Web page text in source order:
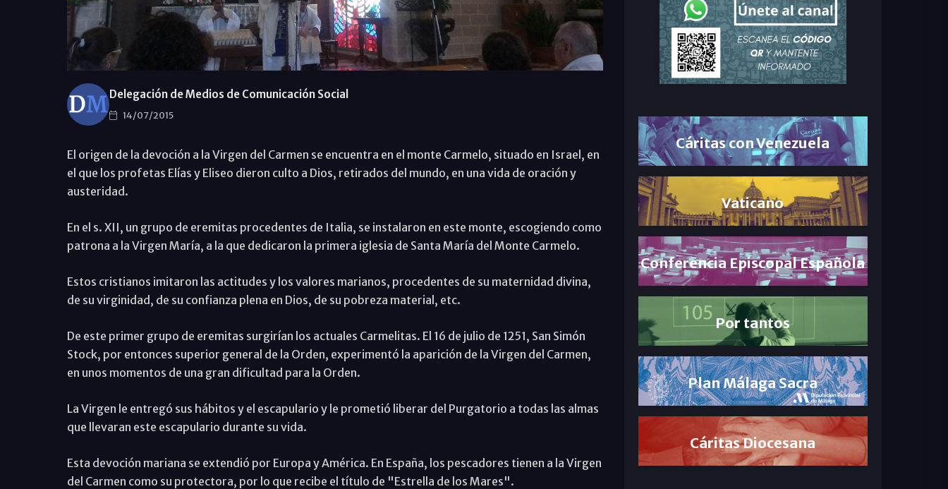
Delegación de Medios de Comunicación Social
14/07/2015
El origen de la devoción a la Virgen del Carmen se encuentra en el monte Carmelo, situado en Israel, en
el que los profetas Elías y Eliseo dieron culto a Dios, retirados del mundo, en una vida de oración y
austeridad.
En el s. XII, un grupo de eremitas procedentes de Italia, se instalaron en este monte, escogiendo como
patrona a la Virgen María, a la que dedicaron la primera iglesia de Santa María del Monte Carmelo.
Estos cristianos imitaron las actitudes y los valores marianos, procedentes de su maternidad divina,
de su virginidad, de su confianza plena en Dios, de su pobreza material, etc.
De este primer grupo de eremitas surgirían los actuales Carmelitas. El 16 de julio de 1251, San Simón
Stock, por entonces superior general de la Orden, experimentó la aparición de la Virgen del Carmen,
en unos momentos de una gran dificultad para la Orden.
La Virgen le entregó sus hábitos y el escapulario y le prometió liberar del Purgatorio a todas las almas
que llevaran este escapulario durante su vida.
Esta devoción mariana se extendió por Europa y América. En España, los pescadores tienen a la Virgen
del Carmen como su protectora, por lo que recibe el título de "Estrella de los Mares".
Cáritas con Venezuela
Vaticano
Conferencia Episcopal Española
Por tantos
Plan Málaga Sacra
Cáritas Diocesana